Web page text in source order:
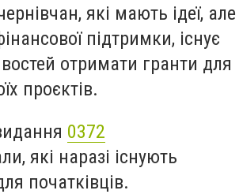
які мають ідеї, але
підтримки, існує
отримати гранти для
проєктів.
0372
які наразі існують
початківців.